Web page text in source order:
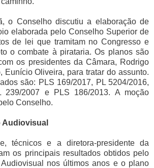
o Conselho discutiu a elaboração de
elaborada pelo Conselho Superior de
de lei que tramitam no Congresso e
o combate à pirataria. Os planos são
os presidentes da Câmara, Rodrigo
Eunício Oliveira, para tratar do assunto.
são: PLS 169/2017, PL 5204/2016,
239/2007 e PLS 186/2013. A moção
Conselho.
Audiovisual
técnicos e a diretora-presidente da
os principais resultados obtidos pelo
nos últimos anos e o plano